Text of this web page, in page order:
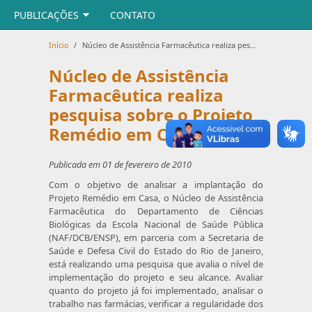
PUBLICAÇÕES CONTATO
Início / Núcleo de Assistência Farmacêutica realiza pesquisa sobre o Projeto Remédio em Casa
Núcleo de Assistência
Farmacêutica realiza
pesquisa sobre o Projeto
Remédio em Casa
Publicada em 01 de fevereiro de 2010
Com o objetivo de analisar a implantação do
Projeto Remédio em Casa, o Núcleo de Assistência
Farmacêutica do Departamento de Ciências
Biológicas da Escola Nacional de Saúde Pública
(NAF/DCB/ENSP), em parceria com a Secretaria de
Saúde e Defesa Civil do Estado do Rio de Janeiro,
está realizando uma pesquisa que avalia o nível de
implementação do projeto e seu alcance. Avaliar
quanto do projeto já foi implementado, analisar o
trabalho nas farmácias, verificar a regularidade dos